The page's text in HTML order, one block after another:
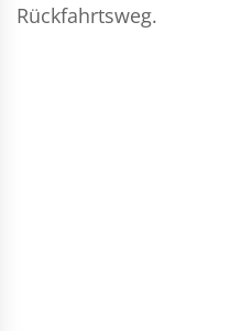
Rückfahrtsweg.